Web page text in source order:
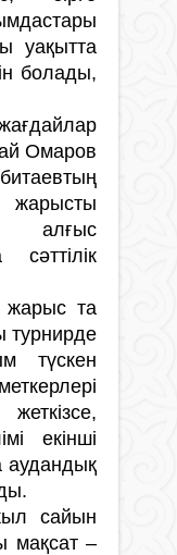
уақытта
болады,
Омаров
алғыс
сәттілік
жарыс та
турнирде
түскен
екінші
аудандық
сайын
мақсат –